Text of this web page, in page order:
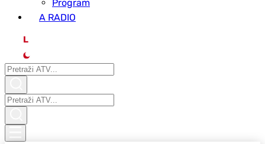
Program
A RADIO
L